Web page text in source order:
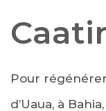
Pour
d’Uaua, à